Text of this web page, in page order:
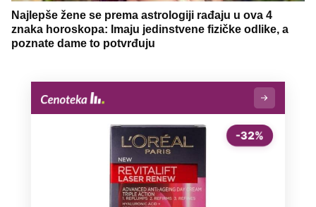
Najlepše žene se prema astrologiji rađaju u ova 4
znaka horoskopa: Imaju jedinstvene fizičke odlike, a
poznate dame to potvrđuju